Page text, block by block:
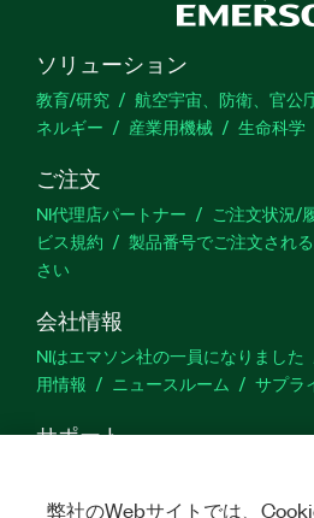
ソリューション
教育/研究 航空宇宙、防衛、官公
ネルギー
産業用機械 生命科学
ご注文
NI代理店パートナー ご注文状況/
ビス規約
製品番号でご注文され
さい
会社情報
NIはエマソン社の一員になりました
用情報
ニュースルーム サプラ
サポート
ム
製品のアクティブ化 サポ
弊社のWebサイトでは、